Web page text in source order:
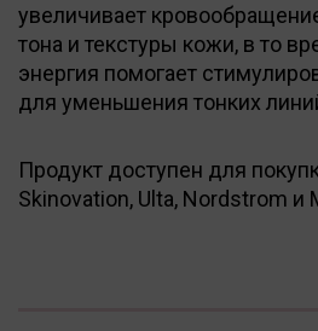
увеличивает
тона и текстуры кожи, в то
энергия помогает
для уменьшения тонких
Продукт доступен для
Skinovation, Ulta, Nordstrom и